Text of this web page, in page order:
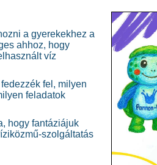
a gyerekekhez a
ahhoz, hogy
víz
fel, milyen
feladatok
hogy fantáziájuk
szolgáltatás